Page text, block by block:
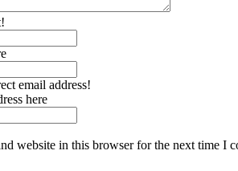
email address!
here
website in this browser for the next time I